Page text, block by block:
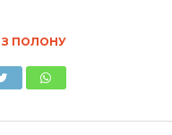
З ПОЛОНУ